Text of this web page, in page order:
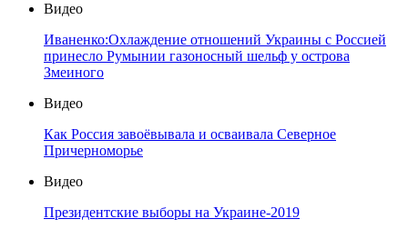
Видео
Иваненко:Охлаждение отношений Украины с Россией
принесло Румынии газоносный шельф у острова
Змеиного
Видео
Как Россия завоёвывала и осваивала Северное
Причерноморье
Видео
Президентские выборы на Украине-2019